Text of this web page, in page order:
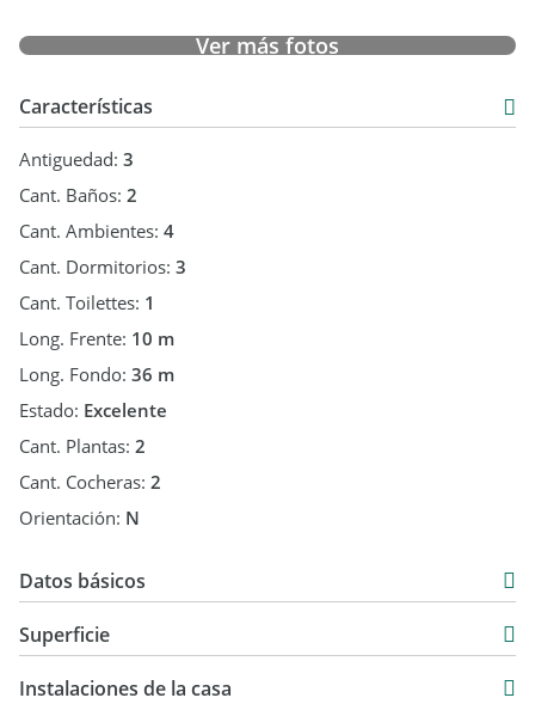
del centro de la ciudad, de fácil y rápido acceso.
Ver más fotos
Características
Antiguedad: 3
Cant. Baños: 2
Cant. Ambientes: 4
Cant. Dormitorios: 3
Cant. Toilettes: 1
Long. Frente: 10 m
Long. Fondo: 36 m
Estado: Excelente
Cant. Plantas: 2
Cant. Cocheras: 2
Orientación: N
Datos básicos
Alquiler
$ 2.000.000
Superficie
Instalaciones de la casa